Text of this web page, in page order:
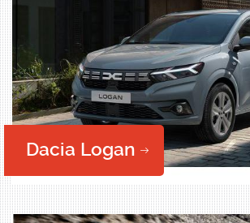
Dacia Logan